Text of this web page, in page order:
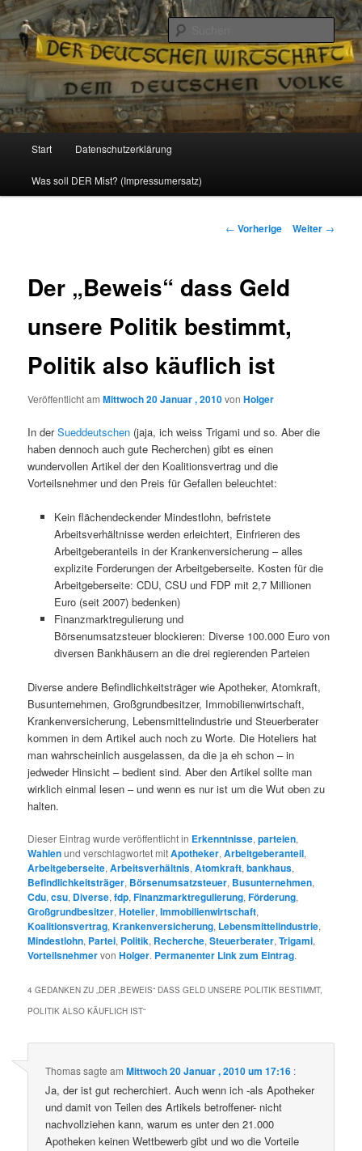
Reizzentrum
Politik, Wirtschaft, Soziales und Gesellschaft
Zum
Inhalt
Start Datenschutzerklärung
Was soll DER Mist? (Impressumersatz)
Beitrags-
← Vorherige Weiter →
Der „Beweis“ dass Geld
unsere Politik bestimmt,
Politik also käuflich ist
Veröffentlicht amMittwoch 20 Januar , 2010vonHolger
In derSueddeutschen (jaja, ich weiss Trigami und so. Aber die
haben dennoch auch gute Recherchen) gibt es einen
wundervollen Artikel der den Koalitionsvertrag und die
Vorteilsnehmer und den Preis für Gefallen beleuchtet:
Kein flächendeckender Mindestlohn, befristete
Arbeitsverhältnisse werden erleichtert, Einfrieren des
Arbeitgeberanteils in der Krankenversicherung – alles
explizite Forderungen der Arbeitgeberseite. Kosten für die
Arbeitgeberseite: CDU, CSU und FDP mit 2,7 Millionen
Euro (seit 2007) bedenken)
Finanzmarktregulierung und
Börsenumsatzsteuer blockieren: Diverse 100.000 Euro von
diversen Bankhäusern an die drei regierenden Parteien
Diverse andere Befindlichkeitsträger wie Apotheker, Atomkraft,
Busunternehmen, Großgrundbesitzer, Immobilienwirtschaft,
Krankenversicherung, Lebensmittelindustrie und Steuerberater
kommen in dem Artikel auch noch zu Worte. Die Hoteliers hat
man wahrscheinlich ausgelassen, da die ja eh schon – in
jedweder Hinsicht – bedient sind. Aber den Artikel sollte man
wirklich einmal lesen – und wenn es nur ist um die Wut oben zu
halten.
Dieser Eintrag wurde veröffentlicht in Erkenntnisse,parteien,
Wahlenund verschlagwortet mitApotheker,Arbeitgeberanteil,
Arbeitgeberseite,Arbeitsverhältnis,Atomkraft,bankhaus,
Befindlichkeitsträger, Börsenumsatzsteuer, Busunternehmen,
Cdu,csu, Diverse,fdp,Finanzmarktregulierung,Förderung,
Großgrundbesitzer,Hotelier,Immobilienwirtschaft,
Koalitionsvertrag,Krankenversicherung, Lebensmittelindustrie,
Mindestlohn, Partei, Politik, Recherche,Steuerberater,Trigami,
VorteilsnehmervonHolger. Permanenter Link zum Eintrag.
4 GEDANKEN ZU „DER „BEWEIS“ DASS GELD UNSERE POLITIK BESTIMMT,
POLITIK ALSO KÄUFLICH IST“
Thomassagte amMittwoch 20 Januar , 2010 um 17:16 :
Ja, der ist gut recherchiert. Auch wenn ich -als Apotheker
und damit von Teilen des Artikels betroffener- nicht
nachvollziehen kann, warum es unter den 21.000
Apotheken keinen Wettbewerb gibt und wo die Vorteile